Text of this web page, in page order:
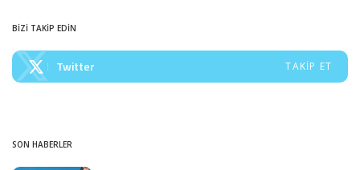
BİZİ TAKİP EDİN
Twitter TAKIP ET
SON HABERLER